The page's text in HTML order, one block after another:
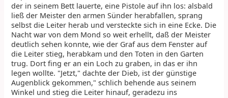
der in seinem Bett lauerte, eine Pistole auf ihn los: alsbald
ließ der Meister den armen Sünder herabfallen, sprang
selbst die Leiter herab und versteckte sich in eine Ecke. Die
Nacht war von dem Mond so weit erhellt, daß der Meister
deutlich sehen konnte, wie der Graf aus dem Fenster auf
die Leiter stieg, herabkam und den Toten in den Garten
trug. Dort fing er an ein Loch zu graben, in das er ihn
legen wollte. "Jetzt," dachte der Dieb, ist der günstige
Augenblick gekommen," schlich behende aus seinem
Winkel und stieg die Leiter hinauf, geradezu ins